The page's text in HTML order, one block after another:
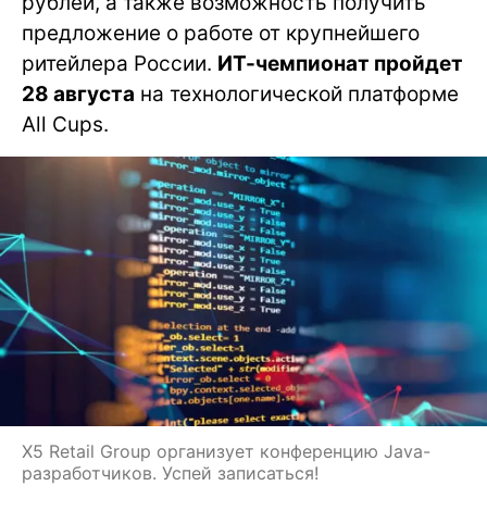
предложение о работе от крупнейшего
ритейлера России. ИТ-чемпионат пройдет
28 августа на технологической платформе
All Cups.
X5 Retail Group организует конференцию Java-
разработчиков. Успей записаться!